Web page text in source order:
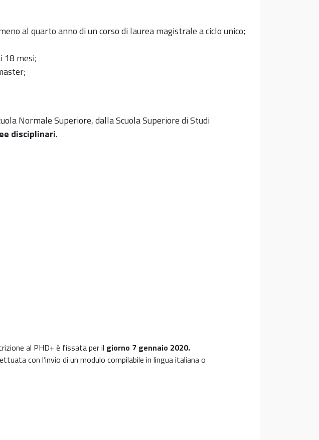
al quarto anno di un corso di laurea magistrale a ciclo unico;
18 mesi;
Normale Superiore, dalla Scuola Superiore di Studi
disciplinari.
al PHD+ è fissata per il giorno 7 gennaio 2020.
con l’invio di un modulo compilabile in lingua italiana o